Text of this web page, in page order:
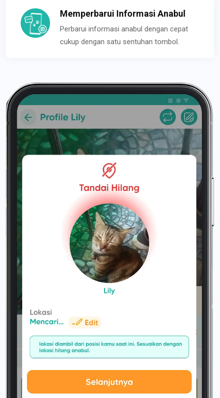
Memperbarui Informasi Anabul
Perbarui informasi anabul dengan cepat
cukup dengan satu sentuhan tombol.